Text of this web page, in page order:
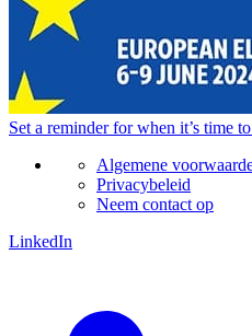
Set a reminderfor when it’s time
Algemene
Privacybeleid
Neem contact op
LinkedIn